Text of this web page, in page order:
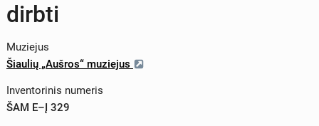
dirbti
Muziejus
Šiaulių „Aušros“ muziejus
Inventorinis numeris
ŠAM E–Į 329